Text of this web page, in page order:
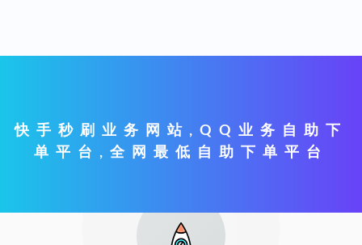
快手秒刷业务网站,QQ业务自助下
单平台,全网最低自助下单平台